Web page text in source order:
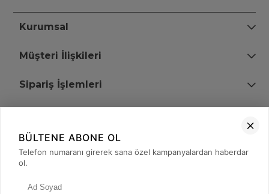
Kurumsal
Müşteri İlişkileri
Sipariş İşlemleri
+90 (850) 473 08 08
BÜLTENE ABONE OL
Telefon numaranı girerek sana özel kampanyalardan haberdar
ol.